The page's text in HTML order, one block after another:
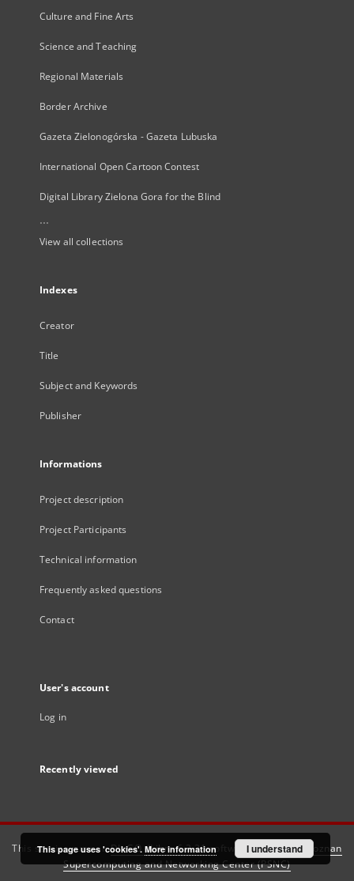
Culture and Fine Arts
Science and Teaching
Regional Materials
Border Archive
Gazeta Zielonogórska - Gazeta Lubuska
International Open Cartoon Contest
Digital Library Zielona Gora for the Blind
...
View all collections
Indexes
Creator
Title
Subject and Keywords
Publisher
Informations
Project description
Project Participants
Technical information
Frequently asked questions
Contact
User's account
Log in
Recently viewed
This service runs onDInGO dLibra 6.3.21software created by
Poznan
Supercomputing and Networking Center (PSNC)
This page uses 'cookies'. More information I understand